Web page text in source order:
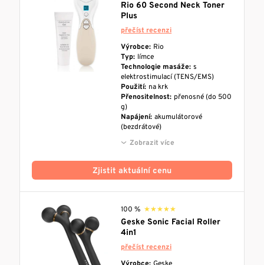
Rio 60 Second Neck Toner
Plus
přečíst recenzi
Výrobce: Rio
Typ: límce
Technologie masáže: s
elektrostimulací (TENS/EMS)
Použití: na krk
Přenositelnost: přenosné (do 500
g)
Napájení: akumulátorové
(bezdrátové)
Zobrazit více
Zjistit aktuální cenu
100 % ★★★★★
★★★★★
Geske Sonic Facial Roller
4in1
přečíst recenzi